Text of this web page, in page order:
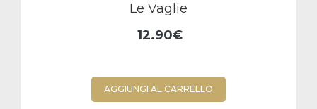
Le Vaglie
12.90€
AGGIUNGI AL CARRELLO